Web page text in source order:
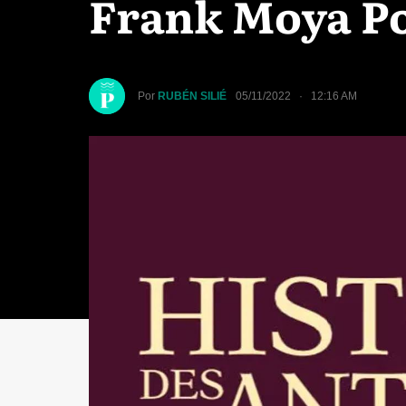
Frank Moya
Por RUBÉN SILIÉ 05/11/2022 · 12:16 AM